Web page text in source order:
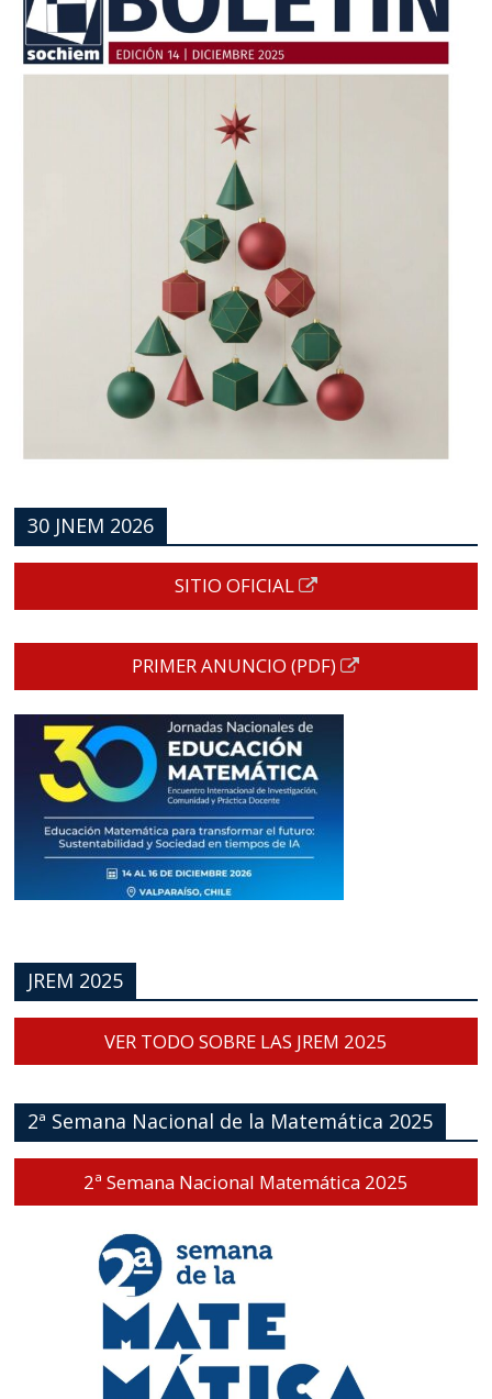
30 JNEM 2026
SITIO OFICIAL
PRIMER ANUNCIO (PDF)
JREM 2025
VER TODO SOBRE LAS JREM 2025
2ª Semana Nacional de la Matemática 2025
2ª Semana Nacional Matemática 2025